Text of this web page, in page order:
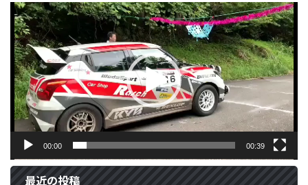
動
画
プ
レ
ー
ヤ
ー
00:00 00:39
最近の投稿